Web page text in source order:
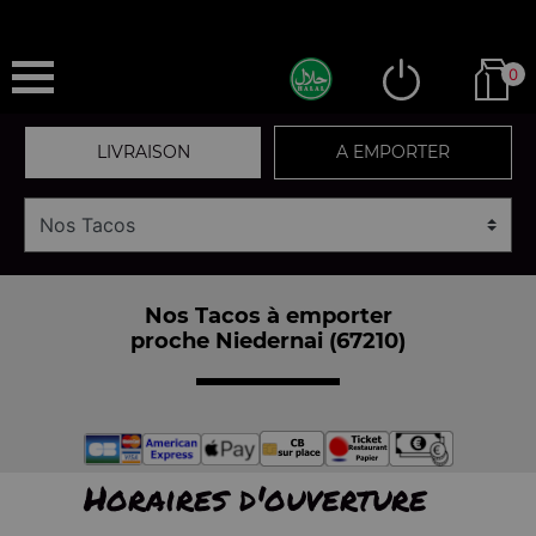
0
LIVRAISON A EMPORTER
Nos Tacos à emporter
proche Niedernai (67210)
Horaires d'ouverture